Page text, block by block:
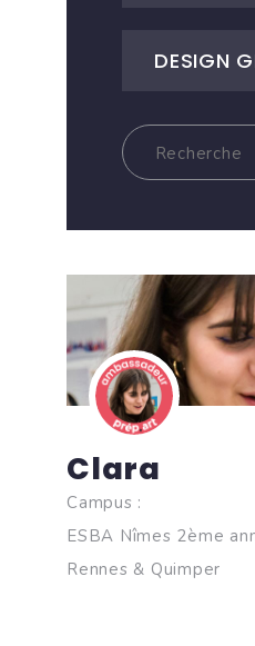
DESIGN
Clara
Campus :
ESBA Nîmes 2ème
Rennes & Quimper